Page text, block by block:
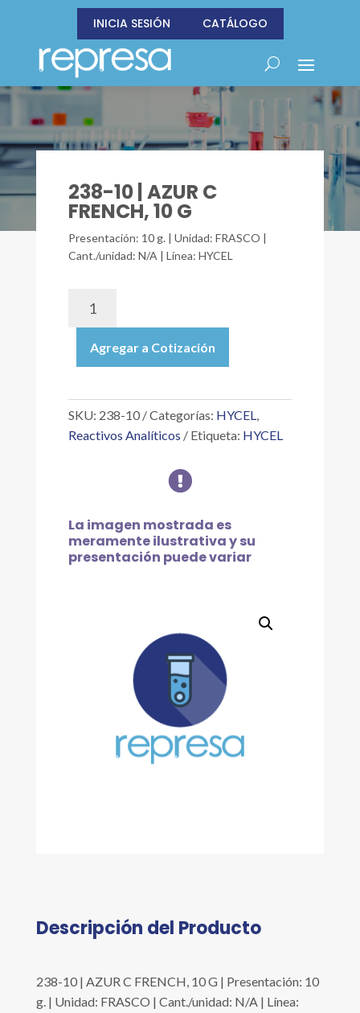
INICIA SESIÓN CATÁLOGO
238-10 | AZUR C
FRENCH, 10 G
Presentación: 10 g. | Unidad: FRASCO |
Cant./unidad: N/A | Línea: HYCEL
AZUR
10
cantidad
Agregar a Cotización
SKU: 238-10 Categorías: HYCEL,
Reactivos Analíticos
Etiqueta: HYCEL

La imagen mostrada es
meramente ilustrativa y su
presentación puede variar
Descripción del Producto
238-10 | AZUR C FRENCH, 10 G | Presentación: 10
g. | Unidad: FRASCO | Cant./unidad: N/A | Línea: